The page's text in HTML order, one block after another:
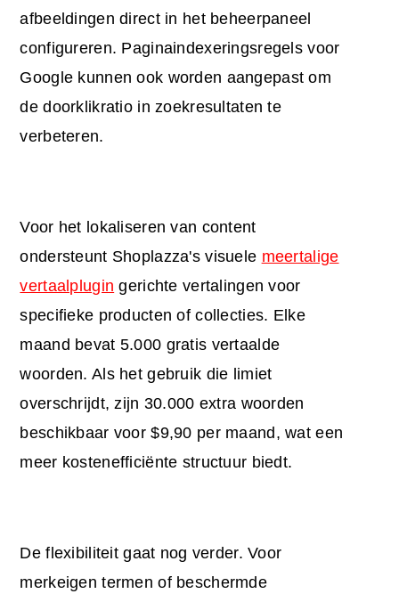
afbeeldingen direct in het beheerpaneel
configureren. Paginaindexeringsregels voor
Google kunnen ook worden aangepast om
de doorklikratio in zoekresultaten te
verbeteren.
Voor het lokaliseren van content
ondersteunt Shoplazza's visuele meertalige
vertaalplugin gerichte vertalingen voor
specifieke producten of collecties. Elke
maand bevat 5.000 gratis vertaalde
woorden. Als het gebruik die limiet
overschrijdt, zijn 30.000 extra woorden
beschikbaar voor $9,90 per maand, wat een
meer kostenefficiënte structuur biedt.
De flexibiliteit gaat nog verder. Voor
merkeigen termen of beschermde